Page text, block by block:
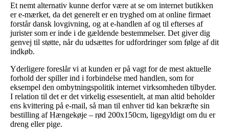
Et nemt alternativ kunne derfor være at se om internet butikken
er e-mærket, da det generelt er en tryghed om at online firmaet
forstår dansk lovgivning, og at e-handlen af og til efterses af
jurister som er inde i de gældende bestemmelser. Det giver dig
genvej til støtte, når du udsættes for udfordringer som følge af dit
indkøb.
Yderligere foreslår vi at kunden er på vagt for de mest aktuelle
forhold der spiller ind i forbindelse med handlen, som for
eksempel den ombytningspolitik internet virksomheden tilbyder.
I relation til det er det virkelig essesentielt, at man altid beholder
ens kvittering på e-mail, så man til enhver tid kan bekræfte sin
bestilling af Hængekøje – rød 200x150cm, ligegyldigt om du er
dreng eller pige.